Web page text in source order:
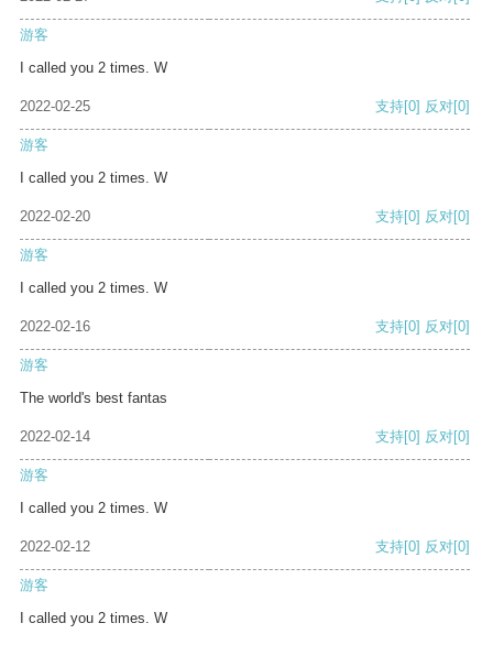
游客
I called you 2 times. W
2022-02-25 支持[0] 反对[0]
游客
I called you 2 times. W
2022-02-20 支持[0] 反对[0]
游客
I called you 2 times. W
2022-02-16 支持[0] 反对[0]
游客
The world's best fantas
2022-02-14 支持[0] 反对[0]
游客
I called you 2 times. W
2022-02-12 支持[0] 反对[0]
游客
I called you 2 times. W